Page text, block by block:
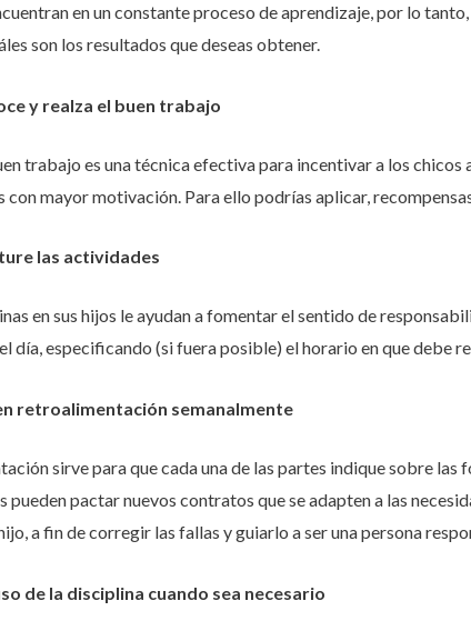
en un constante proceso de aprendizaje, por lo
son los resultados que deseas obtener.
y realza el buen trabajo
trabajo es una técnica efectiva para incentivar a los
con mayor motivación. Para ello podrías aplicar,
las actividades
en sus hijos le ayudan a fomentar el sentido de
día, especificando (si fuera posible) el horario en que debe
retroalimentación semanalmente
sirve para que cada una de las partes indique sobre
pueden pactar nuevos contratos que se adapten a las
a fin de corregir las fallas y guiarlo a ser una persona
de la disciplina cuando sea necesario